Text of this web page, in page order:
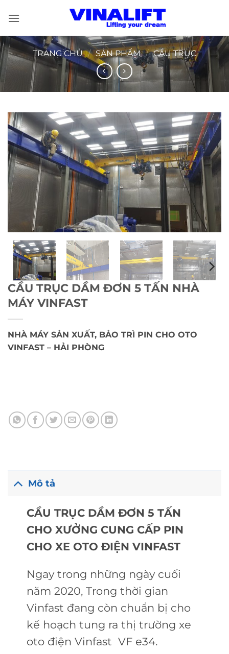
qua
dung
TRANG CHỦ / SẢN PHẨM / CẦU TRỤC
CẦU TRỤC DẦM ĐƠN 5 TẤN NHÀ
MÁY VINFAST
NHÀ MÁY SẢN XUẤT, BẢO TRÌ PIN CHO OTO
VINFAST – HẢI PHÒNG
Mô tả
CẦU TRỤC DẦM ĐƠN 5 TẤN
CHO XƯỞNG CUNG CẤP PIN
CHO XE OTO ĐIỆN VINFAST
Ngay trong những ngày cuối
năm 2020, Trong thời gian
Vinfast đang còn chuẩn bị cho
kế hoạch tung ra thị trường xe
oto điện Vinfast VF e34.